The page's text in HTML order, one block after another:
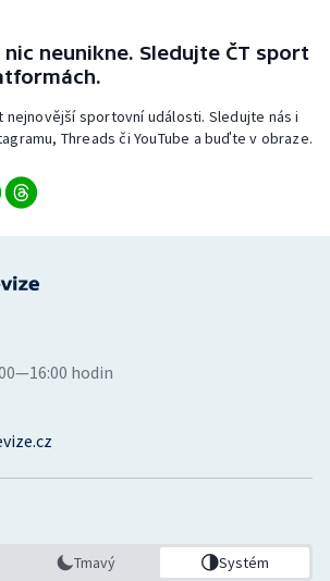
neunikne. Sledujte ČT sport
nejnovější sportovní události. Sledujte nás i
Threads či YouTube a buďte v obraze.
hodin
Tmavý Systém